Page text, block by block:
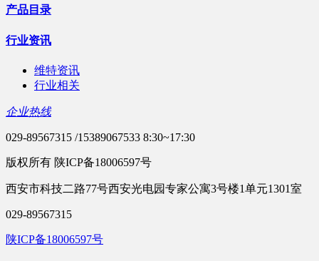
产品目录
行业资讯
维特资讯
行业相关
企业热线
029-89567315 /15389067533 8:30~17:30
版权所有 陕ICP备18006597号
西安市科技二路77号西安光电园专家公寓3号楼1单元1301室
029-89567315
陕ICP备18006597号